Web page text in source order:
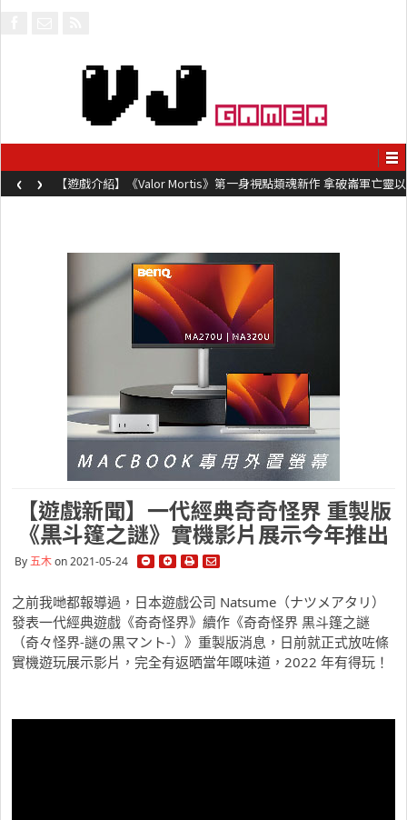
新作 拿破崙軍亡靈以 【遊戲介紹】《Steel Maiden 鋼鐵少女》
動作極致流暢試玩上架中
‹ ›
【遊戲新聞】一代經典奇奇怪界 重製版
《黒斗篷之謎》實機影片展示今年推出
By五木on 2021-05-24
之前我哋都報導過，日本遊戲公司 Natsume（ナツメアタリ）
發表一代經典遊戲《奇奇怪界》續作《奇奇怪界 黒斗篷之謎
（奇々怪界-謎の黒マント-）》重製版消息，日前就正式放咗條
實機遊玩展示影片，完全有返晒當年嘅味道，2022 年有得玩！